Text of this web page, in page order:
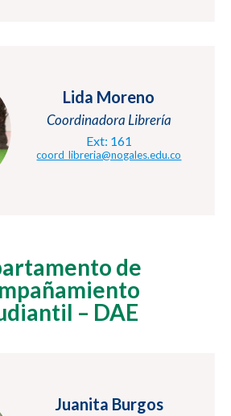
Lida Moreno
Coordinadora Librería
Ext: 161
coord_libreria@nogales.edu.co
de
– DAE
Juanita Burgos